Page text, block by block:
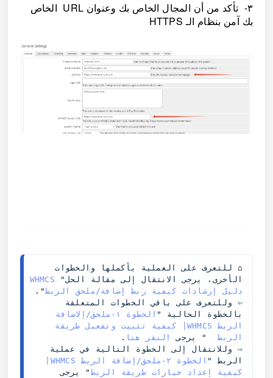
٣- تأكد من أن المجال الخاص بك وعنوان URL الخاص
بك آمن بنظام الـ HTTPS
⌂ للتعرف على العملية بأكملها والخطوات
الأخرى، يرجى الانتقال إلى مقالة الحل"
WHMCS
دليل إرشادات كيفية ربط إضافة/ملحق الربط".
⇦ وللتعرف على باقي الخطوات المتعلقة
بالخطوة الحالية "
الخطوة ١-ملحق/إلاضافة
الربط WHMCS| كيفية تثبيت وتفعيل طريقة
الربط " يرجى النقر هنا.
⇨ وللانتقال إلى الخطوة التالية في عملية
الربط "
كيفية إعداد خيارات طريقة الربط" يرجى